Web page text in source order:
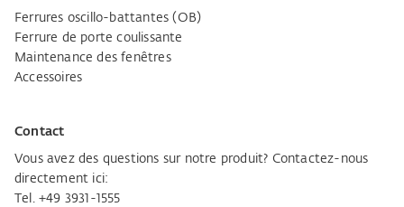
Ferrures oscillo-battantes (OB)
Ferrure de porte coulissante
Maintenance des fenêtres
Accessoires
Contact
Vous avez des questions sur notre produit? Contactez-nous
directement ici:
Tel. +49 3931-1555